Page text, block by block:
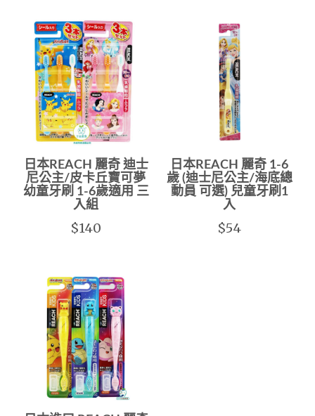
日本REACH 麗奇 迪士
尼公主/皮卡丘寶可夢
幼童牙刷 1-6歲適用 三
入組
$140
日本REACH 麗奇 1-6
歲 (迪士尼公主/海底總
動員 可選) 兒童牙刷1
入
$54